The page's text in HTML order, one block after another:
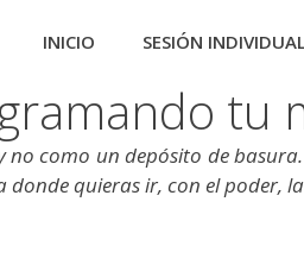
INICIO SESIÓN
tu
como un depósito de
donde quieras ir, con el poder,